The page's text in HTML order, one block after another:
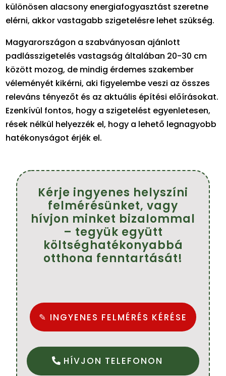
különösen alacsony energiafogyasztást szeretne
elérni, akkor vastagabb szigetelésre lehet szükség.
Magyarországon a szabványosan ajánlott
padlásszigetelés vastagság általában 20-30 cm
között mozog, de mindig érdemes szakember
véleményét kikérni, aki figyelembe veszi az összes
releváns tényezőt és az aktuális építési előírásokat.
Ezenkívül fontos, hogy a szigetelést egyenletesen,
rések nélkül helyezzék el, hogy a lehető legnagyobb
hatékonyságot érjék el.
Kérje ingyenes helyszíni
felmérésünket, vagy
hívjon minket bizalommal
– tegyük együtt
költséghatékonyabbá
otthona fenntartását!
✎ INGYENES FELMÉRÉS KÉRÉSE
HÍVJON TELEFONON